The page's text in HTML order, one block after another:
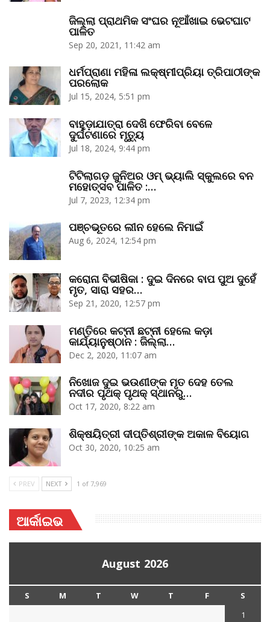
ଜିଲ୍ଲା ପ୍ରାଥମିକ ସଂଘର ନୂଆଁଖାଇ ଭେଟଘାଟ
ପାଳିତ
Sep 20, 2021, 11:42 am
ଧର୍ମପ୍ରାଣା ମହିଳା ଲକ୍ଷ୍ମୀପ୍ରିୟା ତ୍ରିପାଠୀଙ୍କ
ପରଲୋକ
Jul 15, 2024, 5:51 pm
ବାହୁଡ଼ାଯାତ୍ରା ଦେଖି ଫେରିବା ବେଳେ
ଦୁର୍ଘଟଣାରେ ମୃତ୍ୟୁ
Jul 18, 2024, 9:44 pm
ଟିଟିଲାଗଡ଼ ଜୁନିଅର ଓମ୍‌ ଭ୍ୟାଲି ସ୍କୁଲରେ ବନ
ମହୋତ୍ସବ ପାଳିତ :…
Jul 7, 2023, 12:34 pm
ପଞ୍ଚଭୂତରେ ଲୀନ ହେଲେ ନିମାଇଁ
Aug 6, 2024, 12:54 pm
କରୋନା ବିଭୀଷିକା : ଦୁଇ ଦିନରେ ବାପ ପୁଅ ଦୁହେଁ
ମୃତ, ସାରା ସହର…
Sep 21, 2020, 12:57 pm
ମଣ୍ତିରେ କଟ୍‌ନୀ ଛଟ୍‌ନୀ ହେଲେ କଡ଼ା
କାର୍ଯ୍ୟାନୁଷ୍ଠାନ : ଜିଲ୍ଲା…
Dec 2, 2020, 11:07 am
ନିଖୋଜ ଦୁଇ ଭଉଣୀଙ୍କ ମୃତ ଦେହ ତେଲ
ନଦୀର ପୃଥକ୍‌ ପୃଥକ୍‌ ସ୍ଥାନରୁ…
Oct 17, 2020, 8:22 am
ଶିକ୍ଷୟିତ୍ରୀ ଦୀପ୍ତିଶ୍ରୀଙ୍କ ଅକାଳ ବିୟୋଗ
Oct 30, 2020, 10:25 am
PREV NEXT 1 of 7,969
ଆର୍କାଇଭ
August 2026
S M T W T F
S
1